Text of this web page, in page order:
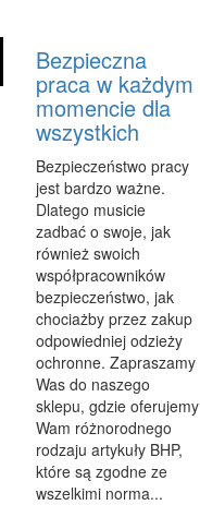
Bezpieczna
praca w każdym
momencie dla
wszystkich
Bezpieczeństwo pracy
jest bardzo ważne.
Dlatego musicie
zadbać o swoje, jak
również swoich
współpracowników
bezpieczeństwo, jak
chociażby przez zakup
odpowiedniej odzieży
ochronne. Zapraszamy
Was do naszego
sklepu, gdzie oferujemy
Wam różnorodnego
rodzaju artykuły BHP,
które są zgodne ze
wszelkimi norma...